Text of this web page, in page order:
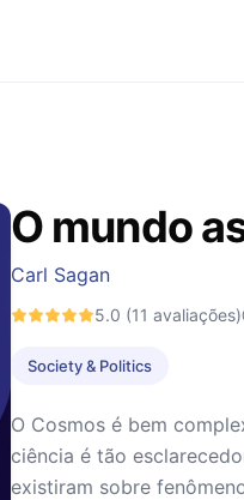
O mundo
Carl Sagan
5.0 (11 avaliações)
Society & Politics
O Cosmos é bem
ciência é tão
existiram sobre